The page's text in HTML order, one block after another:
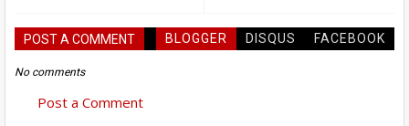
POST A COMMENT BLOGGER DISQUS FACEBOOK
No comments
Post a Comment